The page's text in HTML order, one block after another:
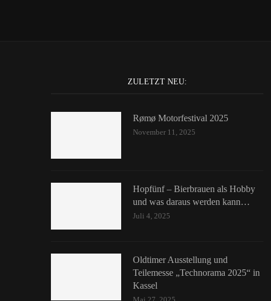
ZULETZT NEU:
Rømø Motorfestival 2025
November 11, 2025
Hopfünf – Bierbrauen als Hobby
und was daraus werden kann…
Juli 4, 2025
Oldtimer Ausstellung und
Teilemesse „Technorama 2025“ in
Kassel